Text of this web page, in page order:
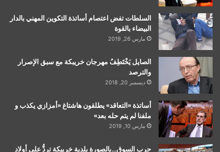
السلطات تفض اعتصام أساتذة التكوين المهني بالدار
البيضاء بالقوة
مارس 26, 2019
الصايل يَخْتَطِفُ مهرجان خريبكة مع سبق الإصرار
والترصد
ديسمبر 20, 2018
أساتذة «التعاقد» يطلقون هاشتاغ «أمزازي يكذب و
ملفنا لم يتم حله بعد»
مارس 10, 2019
حرب السوق…بالصورة بلدية خريبكة تردُّ على أولاد